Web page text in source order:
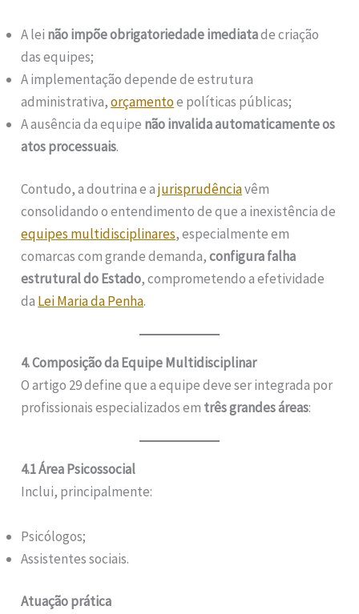
A lei não impõe obrigatoriedade imediatade criação
das equipes;
A implementação depende de estrutura
administrativa,orçamentoe políticas públicas;
A ausência da equipe não invalida automaticamente os
atos processuais.
Contudo, a doutrina e ajurisprudênciavêm
consolidando o entendimento de que a inexistência de
equipes multidisciplinares, especialmente em
comarcas com grande demanda,configura falha
estrutural do Estado, comprometendo a efetividade
da Lei Maria da Penha.
4. Composição da Equipe Multidisciplinar
O artigo 29 define que a equipe deve ser integrada por
profissionais especializados em três grandes áreas:
4.1 Área Psicossocial
Inclui, principalmente:
Psicólogos;
Assistentes sociais.
Atuação prática